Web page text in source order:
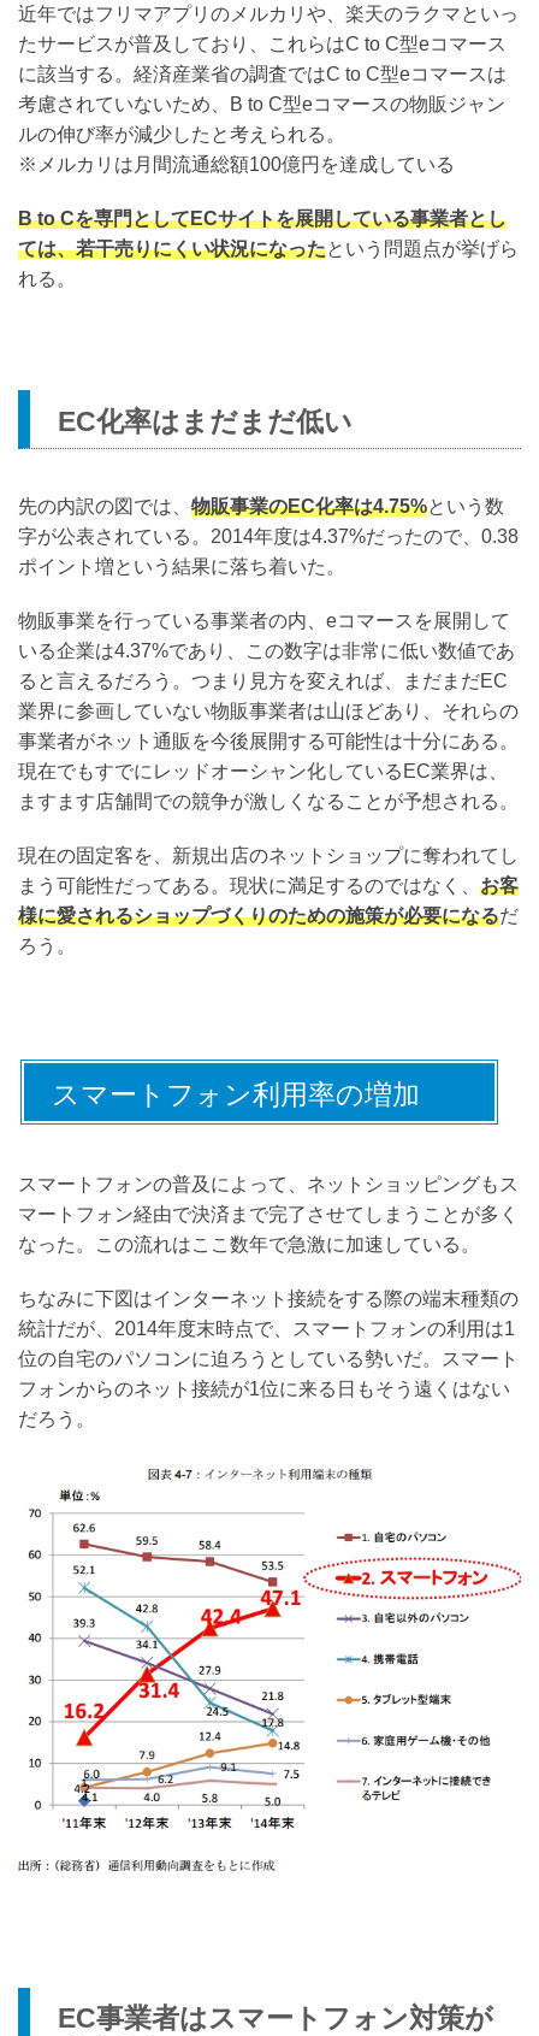
近年ではフリマアプリのメルカリや、楽天のラクマといっ
たサービスが普及しており、これらはC to C型eコマース
に該当する。経済産業省の調査ではC to C型eコマースは
考慮されていないため、B to C型eコマースの物販ジャン
ルの伸び率が減少したと考えられる。
※メルカリは月間流通総額100億円を達成している
B to Cを専門としてECサイトを展開している事業者とし
ては、若干売りにくい状況になったという問題点が挙げら
れる。
EC化率はまだまだ低い
先の内訳の図では、 物販事業のEC化率は4.75%という数
字が公表されている。2014年度は4.37%だったので、0.38
ポイント増という結果に落ち着いた。
物販事業を行っている事業者の内、eコマースを展開して
いる企業は4.37%であり、この数字は非常に低い数値であ
ると言えるだろう。つまり見方を変えれば、まだまだEC
業界に参画していない物販事業者は山ほどあり、それらの
事業者がネット通販を今後展開する可能性は十分にある。
現在でもすでにレッドオーシャン化しているEC業界は、
ますます店舗間での競争が激しくなることが予想される。
現在の固定客を、新規出店のネットショップに奪われてし
まう可能性だってある。現状に満足するのではなく、 お客
様に愛されるショップづくりのための施策が必要になるだ
ろう。
スマートフォン利用率の増加
スマートフォンの普及によって、ネットショッピングもス
マートフォン経由で決済まで完了させてしまうことが多く
なった。この流れはここ数年で急激に加速している。
ちなみに下図はインターネット接続をする際の端末種類の
統計だが、2014年度末時点で、スマートフォンの利用は1
位の自宅のパソコンに迫ろうとしている勢いだ。スマート
フォンからのネット接続が1位に来る日もそう遠くはない
だろう。
EC事業者はスマートフォン対策が